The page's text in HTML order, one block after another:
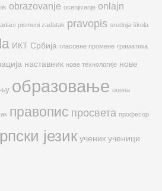
obrazovanje ocenjivanje onlajn
pismeni zadatak pravopis srednja škola
ИКТ Србија гласовне промене граматика
наставник нове технологије нове
образовање оцена
правопис просвета професор
језик ученик ученици